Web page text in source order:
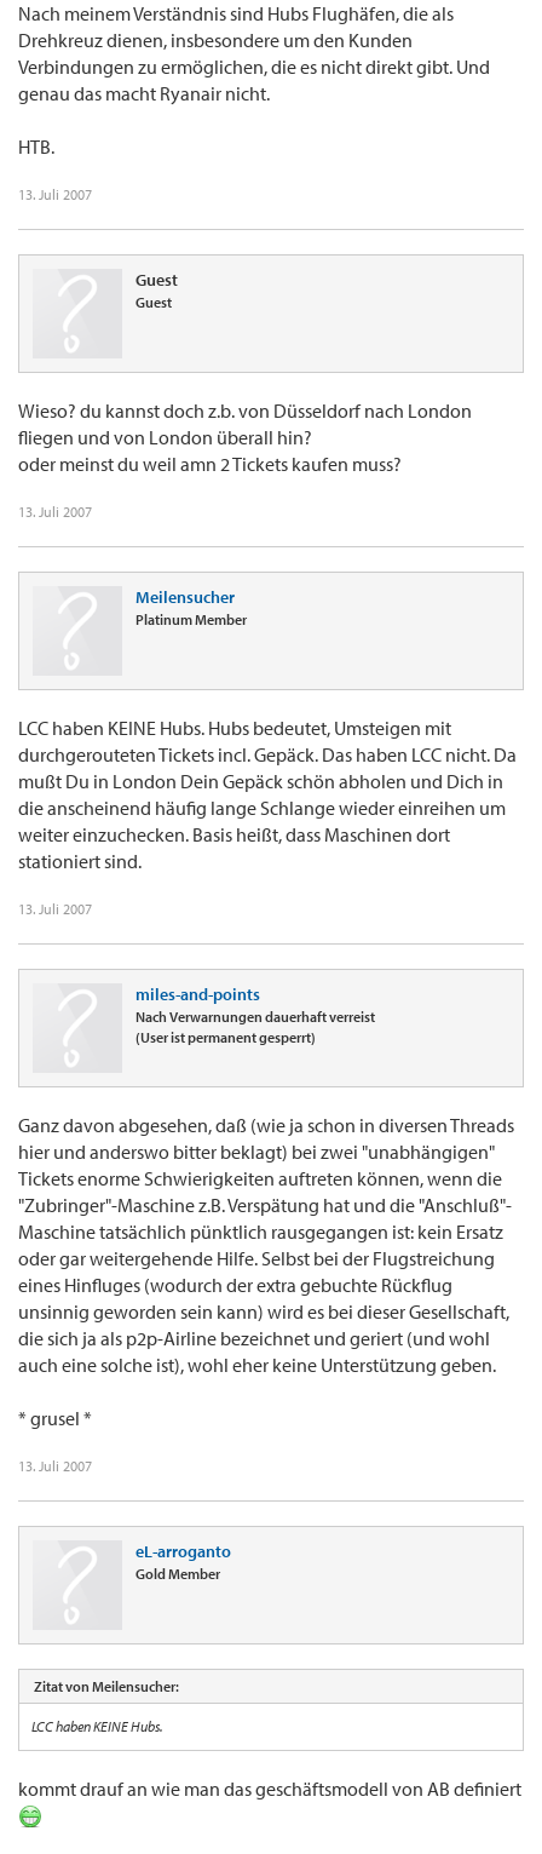
Nach meinem Verständnis sind Hubs Flughäfen, die als
Drehkreuz dienen, insbesondere um den Kunden
Verbindungen zu ermöglichen, die es nicht direkt gibt. Und
genau das macht Ryanair nicht.
HTB.
13. Juli 2007
Guest
Guest
Wieso? du kannst doch z.b. von Düsseldorf nach London
fliegen und von London überall hin?
oder meinst du weil amn 2 Tickets kaufen muss?
13. Juli 2007
Meilensucher
Platinum Member
LCC haben KEINE Hubs. Hubs bedeutet, Umsteigen mit
durchgerouteten Tickets incl. Gepäck. Das haben LCC nicht. Da
mußt Du in London Dein Gepäck schön abholen und Dich in
die anscheinend häufig lange Schlange wieder einreihen um
weiter einzuchecken. Basis heißt, dass Maschinen dort
stationiert sind.
13. Juli 2007
miles-and-points
Nach Verwarnungen dauerhaft verreist
(User ist permanent gesperrt)
Ganz davon abgesehen, daß (wie ja schon in diversen Threads
hier und anderswo bitter beklagt) bei zwei "unabhängigen"
Tickets enorme Schwierigkeiten auftreten können, wenn die
"Zubringer"-Maschine z.B. Verspätung hat und die "Anschluß"-
Maschine tatsächlich pünktlich rausgegangen ist: kein Ersatz
oder gar weitergehende Hilfe. Selbst bei der Flugstreichung
eines Hinfluges (wodurch der extra gebuchte Rückflug
unsinnig geworden sein kann) wird es bei dieser Gesellschaft,
die sich ja als p2p-Airline bezeichnet und geriert (und wohl
auch eine solche ist), wohl eher keine Unterstützung geben.
* grusel *
13. Juli 2007
eL-arroganto
Gold Member
Zitat von Meilensucher:
LCC haben KEINE Hubs.
kommt drauf an wie man das geschäftsmodell von AB definiert